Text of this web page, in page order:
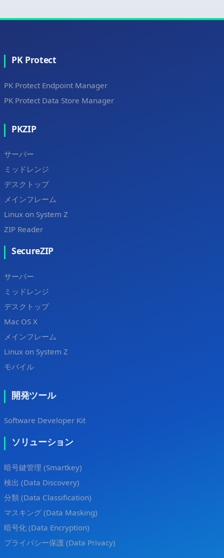
PK Protect
PK Protect Endpoint Manager
PK Protect Data Store Manager
PKZIP
サーバー
ミッドレンジ
デスクトップ
メインフレーム
Linux on System Z
ZIP Reader
SecureZIP
サーバー
ミッドレンジ
デスクトップ
Mac OS X
メインフレーム
Linux on System Z
モバイル
開発ツール
Software Developer Kit
ソリューション
暗号鍵管理 (Smartkey)
検出 (Data Discovery)
分類 (Data Classification)
マスキング (Data Masking)
暗号化 (Data Encryption)
プライバシー保護 (Data Privacy)